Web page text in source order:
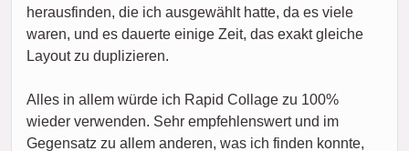
herausfinden, die ich ausgewählt hatte, da es viele
waren, und es dauerte einige Zeit, das exakt gleiche
Layout zu duplizieren.
Alles in allem würde ich Rapid Collage zu 100%
wieder verwenden. Sehr empfehlenswert und im
Gegensatz zu allem anderen, was ich finden konnte,